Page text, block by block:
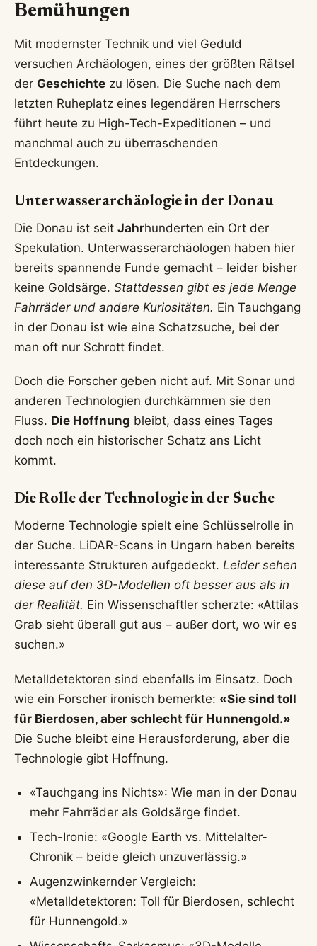
Bemühungen
Mit modernster Technik und viel Geduld
versuchen Archäologen, eines der größten Rätsel
der Geschichte zu lösen. Die Suche nach dem
letzten Ruheplatz eines legendären Herrschers
führt heute zu High-Tech-Expeditionen – und
manchmal auch zu überraschenden
Entdeckungen.
Unterwasserarchäologie in der Donau
Die Donau ist seit Jahrhunderten ein Ort der
Spekulation. Unterwasserarchäologen haben hier
bereits spannende Funde gemacht – leider bisher
keine Goldsärge. Stattdessen gibt es jede Menge
Fahrräder und andere Kuriositäten. Ein Tauchgang
in der Donau ist wie eine Schatzsuche, bei der
man oft nur Schrott findet.
Doch die Forscher geben nicht auf. Mit Sonar und
anderen Technologien durchkämmen sie den
Fluss. Die Hoffnung bleibt, dass eines Tages
doch noch ein historischer Schatz ans Licht
kommt.
Die Rolle der Technologie in der Suche
Moderne Technologie spielt eine Schlüsselrolle in
der Suche. LiDAR-Scans in Ungarn haben bereits
interessante Strukturen aufgedeckt. Leider sehen
diese auf den 3D-Modellen oft besser aus als in
der Realität. Ein Wissenschaftler scherzte: «Attilas
Grab sieht überall gut aus – außer dort, wo wir es
suchen.»
Metalldetektoren sind ebenfalls im Einsatz. Doch
wie ein Forscher ironisch bemerkte: «Sie sind toll
für Bierdosen, aber schlecht für Hunnengold.»
Die Suche bleibt eine Herausforderung, aber die
Technologie gibt Hoffnung.
«Tauchgang ins Nichts»: Wie man in der Donau
mehr Fahrräder als Goldsärge findet.
Tech-Ironie: «Google Earth vs. Mittelalter-
Chronik – beide gleich unzuverlässig.»
Augenzwinkernder Vergleich:
«Metalldetektoren: Toll für Bierdosen, schlecht
für Hunnengold.»